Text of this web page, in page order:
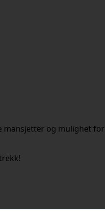
mansjetter og mulighet